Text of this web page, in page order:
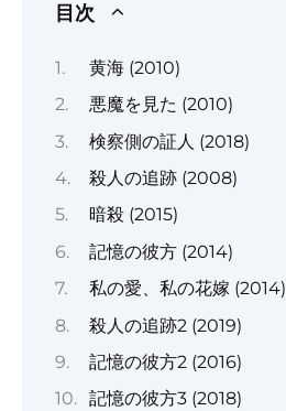
目次
黄海 (2010)
悪魔を見た (2010)
検察側の証人 (2018)
殺人の追跡 (2008)
暗殺 (2015)
記憶の彼方 (2014)
私の愛、私の花嫁 (2014)
殺人の追跡2 (2019)
記憶の彼方2 (2016)
記憶の彼方3 (2018)